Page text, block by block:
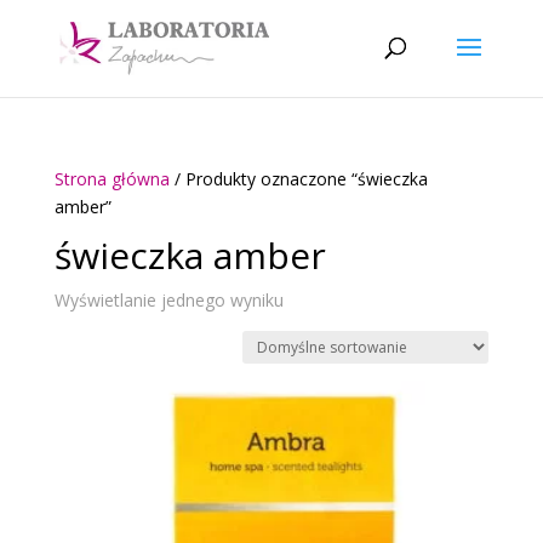
Strona główna / Produkty oznaczone “świeczka
amber”
świeczka amber
Wyświetlanie jednego wyniku